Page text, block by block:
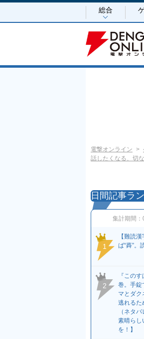
総合
電撃オンライン
話したくなる、切
日間記事ラ
集計期間：
1
【難読
ば“蕣”。
2
『この
巻。手錠
マとダク
逃れる
（ネタ
素晴らし
を！】